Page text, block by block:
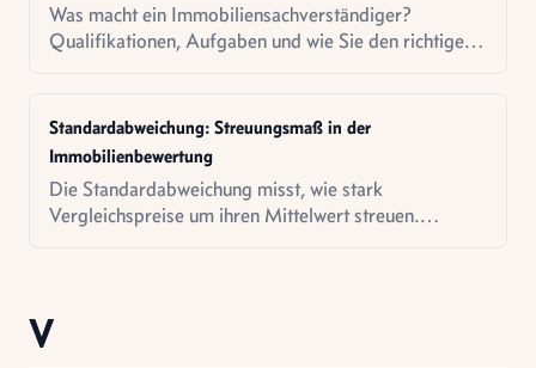
Was macht ein Immobiliensachverständiger?
Qualifikationen, Aufgaben und wie Sie den richtigen
Standardabweichung: Streuungsmaß in der
Immobilienbewertung
Die Standardabweichung misst, wie stark
Vergleichspreise um ihren Mittelwert streuen.
V